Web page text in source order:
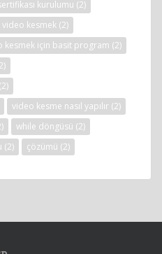
kurulumu (2)
video kesmek (2)
kesmek için basit program (2)
(2)
video kesme nasıl yapılır (2)
while döngüsü (2)
(2) çözümü (2)